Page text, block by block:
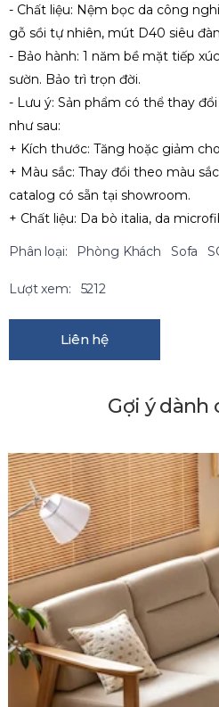
- Chất liệu: Nệm bọc da công
gỗ sồi tự nhiên, mút D40 siêu
- Bảo hành: 1 năm bề mặt tiếp
sườn. Bảo trì trọn đời.
- Lưu ý: Sản phẩm có thể thay
như sau:
+ Kích thước: Tăng hoặc giảm
+ Màu sắc: Thay đổi theo màu
catalog có sẵn tại showroom.
+ Chất liệu: Da bò italia, da
Phân loại: Phòng Khách Sofa
Lượt xem: 5212
Liên hệ
Gợi ý dành